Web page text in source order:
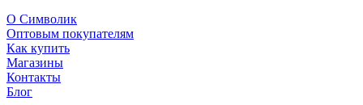
О Символик
Оптовым покупателям
Как купить
Магазины
Контакты
Блог